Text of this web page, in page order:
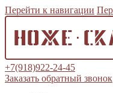
Перейти к навигации
+7(918)922-24-45
Заказать обратный звонок